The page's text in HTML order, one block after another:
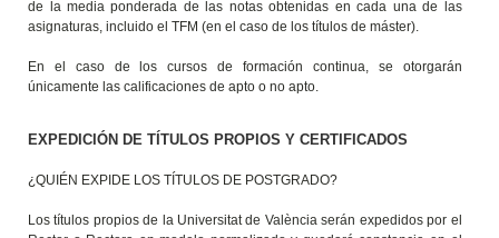
de la media ponderada de las notas obtenidas en cada una de las
asignaturas, incluido el TFM (en el caso de los títulos de máster).
En el caso de los cursos de formación continua, se otorgarán
únicamente las calificaciones de apto o no apto.
EXPEDICIÓN DE TÍTULOS PROPIOS Y CERTIFICADOS
¿QUIÉN EXPIDE LOS TÍTULOS DE POSTGRADO?
Los títulos propios de la Universitat de València serán expedidos por el